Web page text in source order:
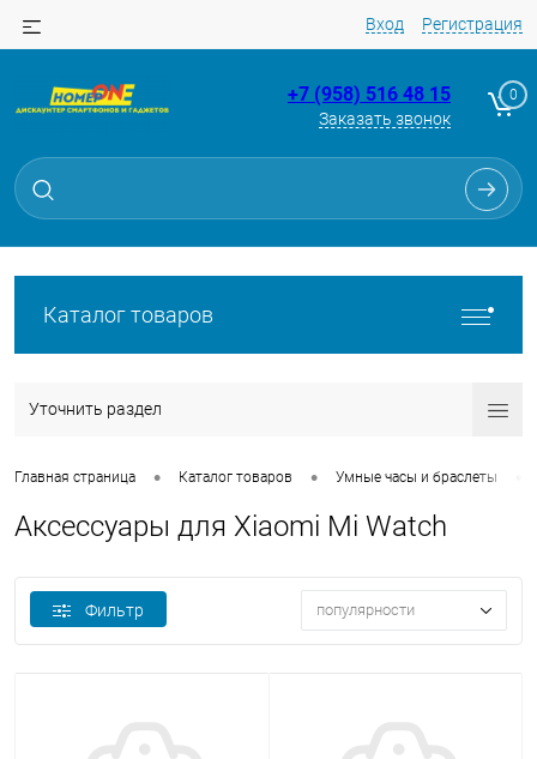
Вход Регистрация
+7 (958) 516 48 15
Заказать звонок
0
Каталог товаров
Уточнить раздел
Главная страница • Каталог товаров • Умные часы и браслеты
Аксессуары для Xiaomi Mi Watch
Фильтр популярности